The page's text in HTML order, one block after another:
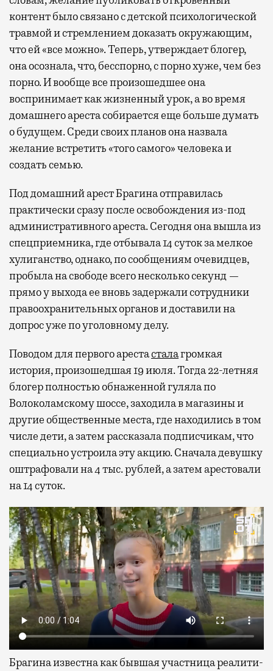
контент было связано с детской психологической
травмой и стремлением доказать окружающим,
что ей «все можно». Теперь, утверждает блогер,
она осознала, что, бесспорно, с порно хуже, чем без
порно. И вообще все произошедшее она
воспринимает как жизненный урок, а во время
домашнего ареста собирается еще больше думать
о будущем. Среди своих планов она назвала
желание встретить «того самого» человека и
создать семью.
Под домашний арест Брагина отправилась
практически сразу после освобождения из-под
административного ареста. Сегодня она вышла из
спецприемника, где отбывала 14 суток за мелкое
хулиганство, однако, по сообщениям очевидцев,
пробыла на свободе всего несколько секунд —
прямо у выхода ее вновь задержали сотрудники
правоохранительных органов и доставили на
допрос уже по уголовному делу.
Поводом для первого арестасталагромкая
история, произошедшая 19 июля. Тогда 22-летняя
блогер полностью обнаженной гуляла по
Волоколамскому шоссе, заходила в магазины и
другие общественные места, где находились в том
числе дети, а затем рассказала подписчикам, что
специально устроила эту акцию. Сначала девушку
оштрафовали на 4 тыс. рублей, а затем арестовали
на 14 суток.
Брагина известна как бывшая участница реалити-